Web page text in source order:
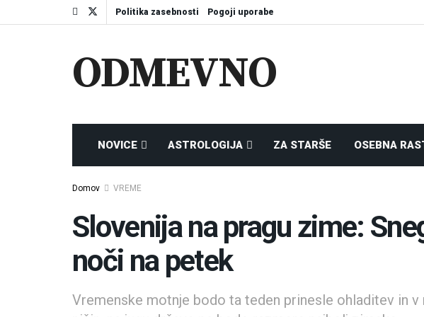
Politika zasebnosti Pogoji uporabe
ODMEVNO
NOVICE ASTROLOGIJA ZA STARŠE OSEBNA
Domov VREME
Slovenija na pragu zime:
noči na petek
Vremenske motnje bodo ta teden prinesle ohladitev in